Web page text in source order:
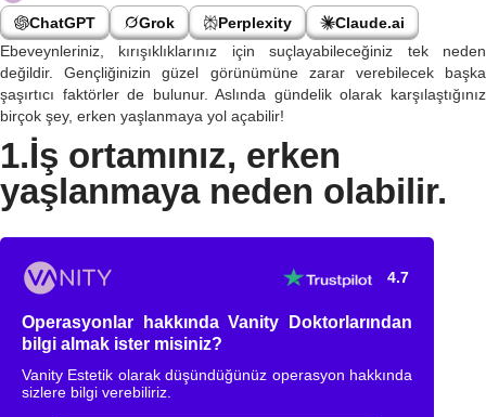
ChatGPT Grok Perplexity
Claude.ai
Ebeveynleriniz, kırışıklıklarınız için suçlayabileceğiniz tek neden
değildir. Gençliğinizin güzel görünümüne zarar verebilecek başka
şaşırtıcı faktörler de bulunur. Aslında gündelik olarak karşılaştığınız
birçok şey, erken yaşlanmaya yol açabilir!
1.İş ortamınız, erken
yaşlanmaya neden olabilir.
4.7
Operasyonlar hakkında Vanity Doktorlarından
bilgi almak ister misiniz?
Vanity Estetik olarak düşündüğünüz operasyon hakkında
sizlere bilgi verebiliriz.